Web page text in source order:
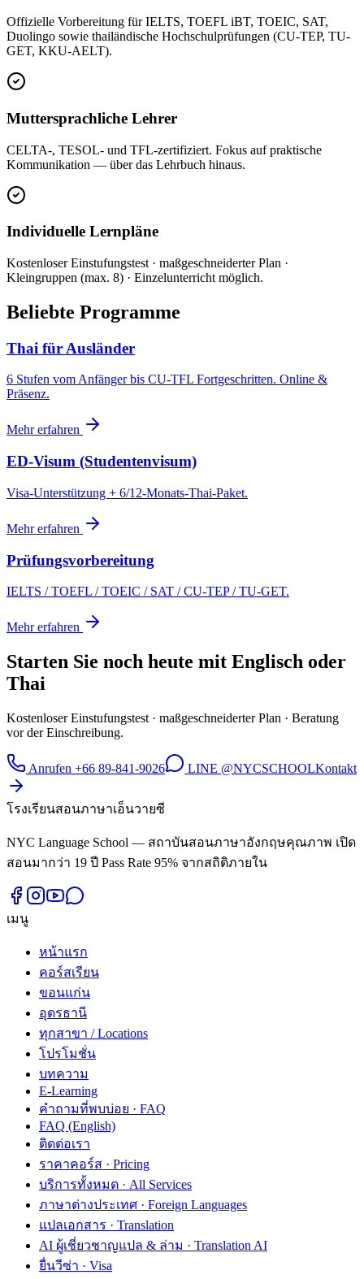
Offizielle Vorbereitung für IELTS, TOEFL iBT, TOEIC, SAT,
Duolingo sowie thailändische Hochschulprüfungen (CU-TEP, TU-
GET, KKU-AELT).
Muttersprachliche Lehrer
CELTA-, TESOL- und TFL-zertifiziert. Fokus auf praktische
Kommunikation — über das Lehrbuch hinaus.
Individuelle Lernpläne
Kostenloser Einstufungstest · maßgeschneiderter Plan ·
Kleingruppen (max. 8) · Einzelunterricht möglich.
Beliebte Programme
Thai für Ausländer
6 Stufen vom Anfänger bis CU-TFL Fortgeschritten. Online &
Präsenz.
Mehr erfahren
ED-Visum (Studentenvisum)
Visa-Unterstützung + 6/12-Monats-Thai-Paket.
Mehr erfahren
Prüfungsvorbereitung
IELTS / TOEFL / TOEIC / SAT / CU-TEP / TU-GET.
Mehr erfahren
Starten Sie noch heute mit Englisch oder
Thai
Kostenloser Einstufungstest · maßgeschneiderter Plan · Beratung
vor der Einschreibung.
Anrufen +66 89-841-9026 LINE @NYCSCHOOLKontakt
โรงเรียนสอนภาษาเอ็นวายซี
NYC Language School — สถาบันสอนภาษาอังกฤษคุณภาพ เปิด
สอนมากว่า 19 ปี Pass Rate 95% จากสถิติภายใน
เมนู
หน้าแรก
คอร์สเรียน
ขอนแก่น
อุดรธานี
ทุกสาขา / Locations
โปรโมชั่น
บทความ
E-Learning
คำถามที่พบบ่อย · FAQ
FAQ (English)
ติดต่อเรา
ราคาคอร์ส · Pricing
บริการทั้งหมด · All Services
ภาษาต่างประเทศ · Foreign Languages
แปลเอกสาร · Translation
AI ผู้เชี่ยวชาญแปล & ล่าม · Translation AI
ยื่นวีซ่า · Visa